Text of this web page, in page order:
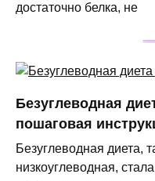
достаточно белка, не
Безуглеводная
пошаговая
Безуглеводная диета,
низкоуглеводная,